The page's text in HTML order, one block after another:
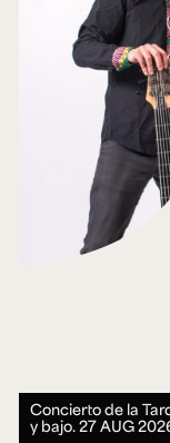
Concierto de la
y bajo.27 AUG